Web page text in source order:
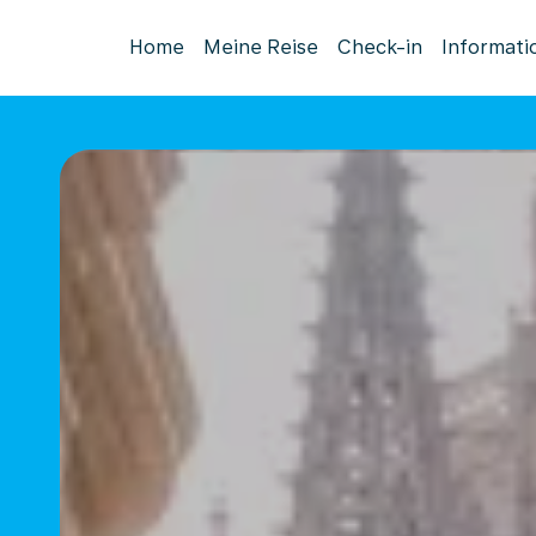
Home Meine Reise Check-in